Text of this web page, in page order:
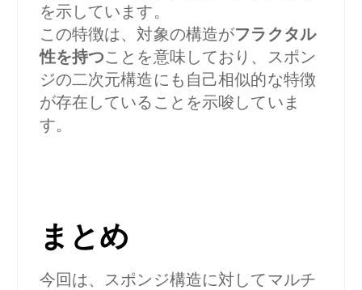
を示しています。
この特徴は、対象の構造がフラクタル
性を持つことを意味しており、スポン
ジの二次元構造にも自己相似的な特徴
が存在していることを示唆していま
す。
まとめ
今回は、スポンジ構造に対してマルチ